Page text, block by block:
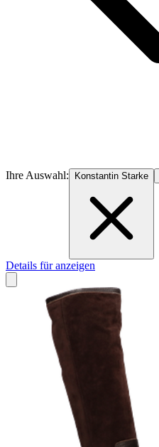
Ihre Auswahl: Konstantin Starke
Details für anzeigen